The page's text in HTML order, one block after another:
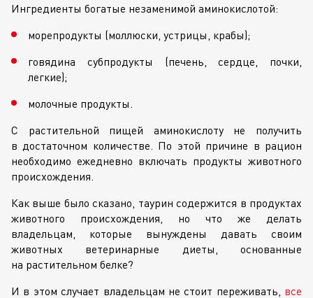
Ингредиенты богатые незаменимой аминокислотой:
морепродукты (моллюски, устрицы, крабы);
говядина субпродукты (печень, сердце, почки,
легкие);
молочные продукты.
С растительной пищей аминокислоту не получить
в достаточном количестве. По этой причине в рацион
необходимо ежедневно включать продукты животного
происхождения.
Как выше было сказано, таурин содержится в продуктах
животного происхождения, но что же делать
владельцам, которые вынуждены давать своим
животных ветеринарные диеты, основанные
на растительном белке?
И в этом случает владельцам не стоит переживать, все